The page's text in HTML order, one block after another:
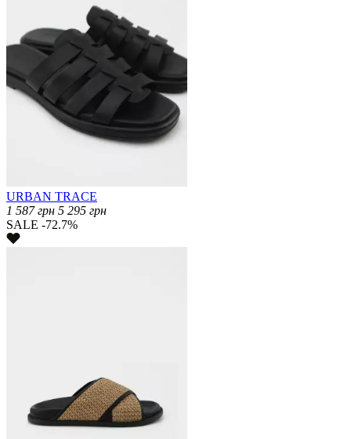
URBAN TRACE
1 587грн 5 295 грн
SALE -72.7%